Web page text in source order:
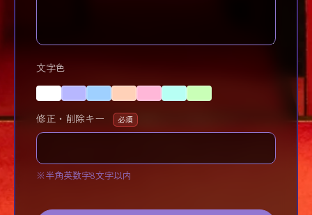
文字色
修正・削除キー 必須
※半角英数字8文字以内